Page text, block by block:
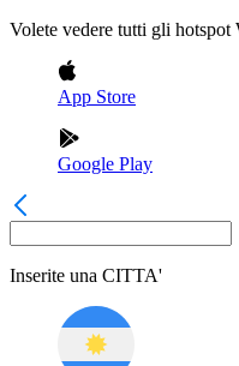
Volete vedere tutti gli
App Store
Google Play
Inserite una CITTA'